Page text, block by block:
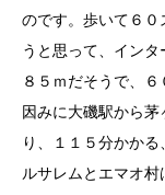
のです。歩いて６０
うと思って、インタ
８５ｍだそうで、６
因みに大磯駅から
り、１１５分かか
ルサレムとエマオ